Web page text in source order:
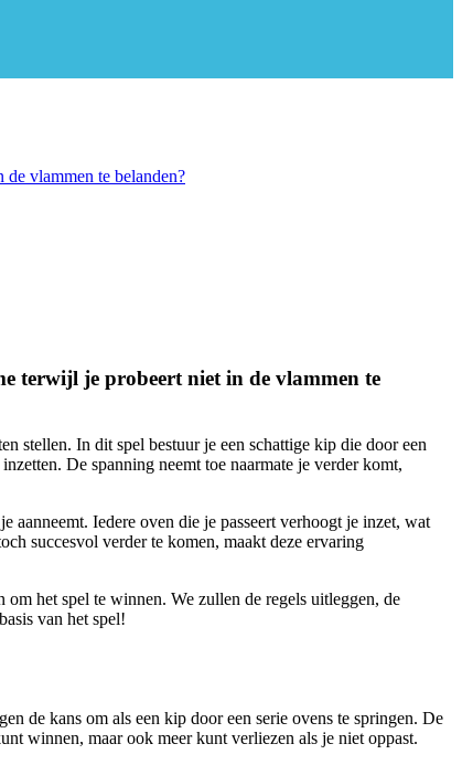
vlammen te belanden?
terwijl je probeert niet in de vlammen te
stellen. In dit spel bestuur je een schattige kip die door een
De spanning neemt toe naarmate je verder komt,
Iedere oven die je passeert verhoogt je inzet, wat
succesvol verder te komen, maakt deze ervaring
het spel te winnen. We zullen de regels uitleggen, de
van het spel!
de kans om als een kip door een serie ovens te springen. De
winnen, maar ook meer kunt verliezen als je niet oppast.